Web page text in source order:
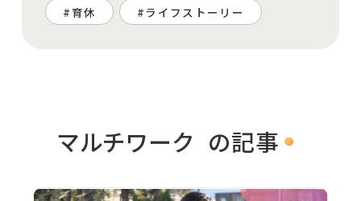
育休 ライフストーリー
マルチワーク の記事